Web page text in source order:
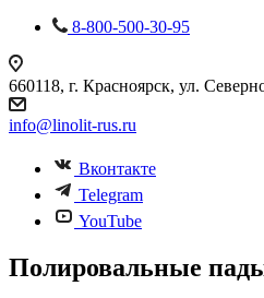
8-800-500-30-95
660118, г. Красноярск, ул.
info@linolit-rus.ru
Вконтакте
Telegram
YouTube
Полировальные